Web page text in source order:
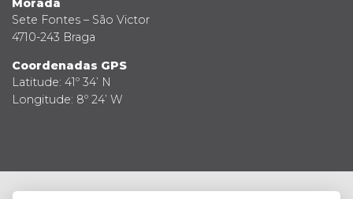
Morada
Sete Fontes – São Victor
4710-243 Braga
Coordenadas GPS
Latitude: 41º 34’ N
Longitude: 8º 24’ W